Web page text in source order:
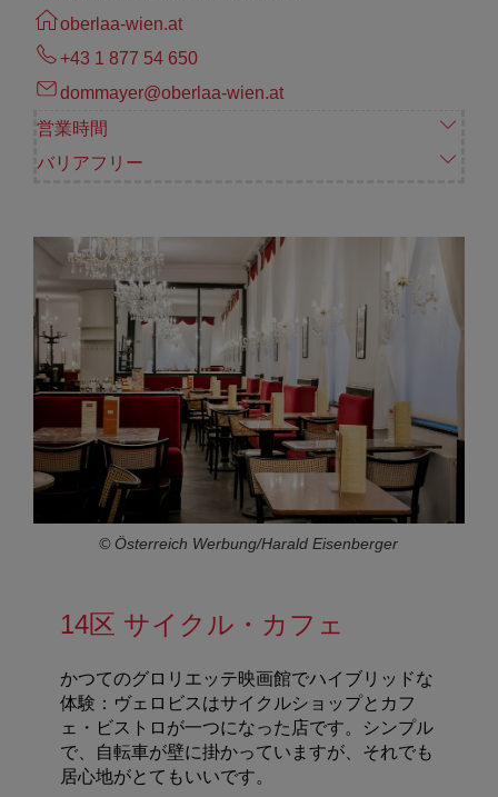
oberlaa-wien.at
+43 1 877 54 650
dommayer@oberlaa-wien.at
営業時間
バリアフリー
© Österreich Werbung/Harald Eisenberger
14区 サイクル・カフェ
かつてのグロリエッテ映画館でハイブリッドな
体験：ヴェロビスはサイクルショップとカフ
ェ・ビストロが一つになった店です。シンプル
で、自転車が壁に掛かっていますが、それでも
居心地がとてもいいです。